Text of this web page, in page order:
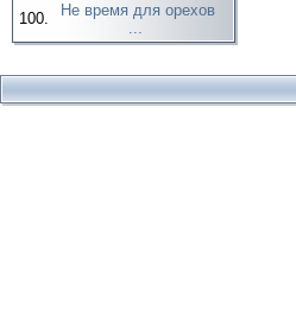
100.
Не время для орехов
...